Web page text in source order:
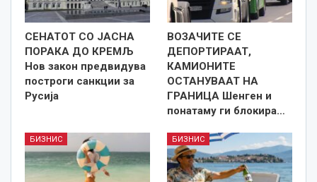
СЕНАТОТ СО ЈАСНА
ПОРАКА ДО КРЕМЉ
Нов закон предвидува
построги санкции за
Русија
ВОЗАЧИТЕ СЕ
ДЕПОРТИРААТ,
КАМИОНИТЕ
ОСТАНУВААТ НА
ГРАНИЦА Шенген и
понатаму ги блокира…
БИЗНИС БИЗНИС